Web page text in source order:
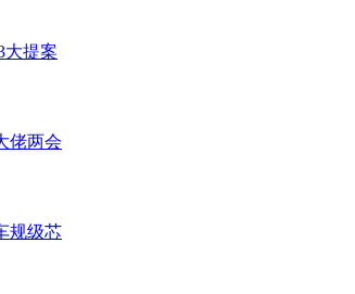
大提案
佬两会
规级芯